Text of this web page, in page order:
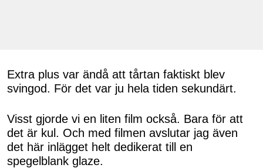
Extra plus var ändå att tårtan faktiskt blev
svingod. För det var ju hela tiden sekundärt.
Visst gjorde vi en liten film också. Bara för att
det är kul. Och med filmen avslutar jag även
det här inlägget helt dedikerat till en
spegelblank glaze.